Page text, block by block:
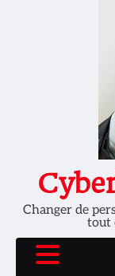
Changer de
tout